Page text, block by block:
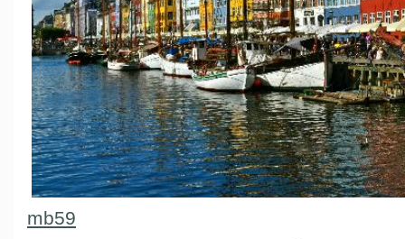
mb59